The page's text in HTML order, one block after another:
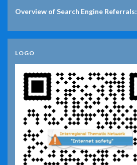
Overview of Search Engine Referrals:
LOGO